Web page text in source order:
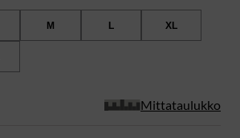
M L XL
Mittataulukko